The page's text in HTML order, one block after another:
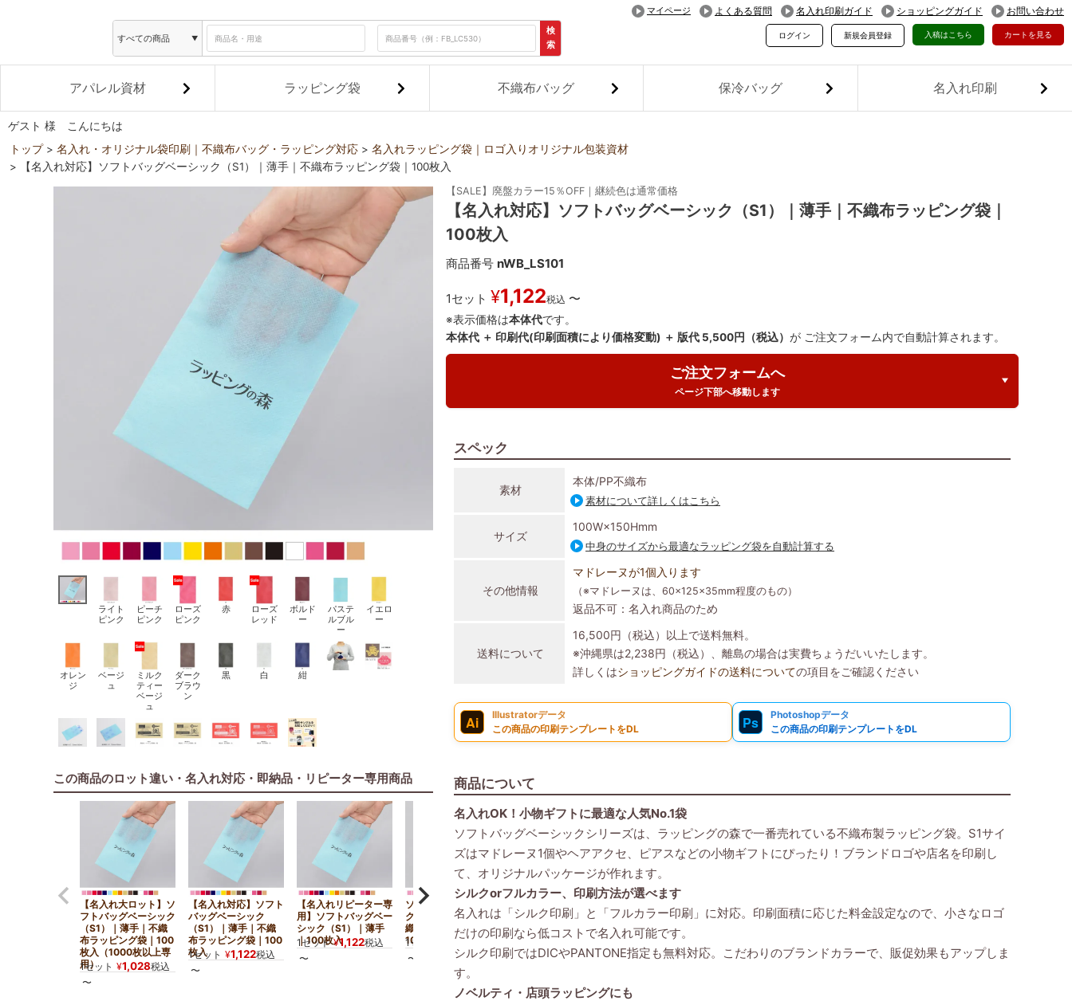
検
索
マイページ よくある質問 名入れ印刷ガイド ショッピングガイド お問い合わせ
カートを見る
入稿はこちら
ログイン 新規会員登録
アパレル資材 ラッピング袋 不織布バッグ 保冷バッグ 名入れ印刷
ゲスト 様 こんにちは
トップ 名入れ・オリジナル袋印刷｜不織布バッグ・ラッピング対応
名入れラッピング袋｜ロゴ入りオリジナル包装資材
【名入れ対応】ソフトバッグベーシック（S1）｜薄手｜不織布ラッピング袋｜100枚入
ライト
ピンク
ピーチ
ピンク
ローズ
ピンク
赤
ローズ
レッド
ボルド
ー
パステ
ルブル
ー
イエロ
ー
オレン
ジ
ベージ
ュ
ミルク
ティー
ベージ
ュ
ダーク
ブラウ
ン
黒 白 紺
この商品のロット違い・名入れ対応・即納品・リピーター専用商品
【名入れ大ロット】ソ
フトバッグベーシック
（S1）｜薄手｜不織
布ラッピング袋｜100
枚入（1000枚以上専
用）
1セット ¥1,028税込
〜
【名入れ対応】ソフト
バッグベーシック
（S1）｜薄手｜不織
布ラッピング袋｜100
枚入
1セット ¥1,122税込
〜
【名入れリピーター専
用】ソフトバッグベー
シック（S1）｜薄手
｜100枚入
1セット ¥1,122税込
〜
ソフトバッグベーシッ
ク（S1）｜薄手｜不
織布ラッピング袋｜
100枚入～
1セット 1,028
税込
〜
ッグベーシック
（S1）｜薄手｜不織
布ラッピング袋｜10
枚入～
1セット ¥1,012税込
ピーター専用】ソフト
バッグベーシック
（S1）｜薄手｜100枚
入
1セット ¥1,028税込
【SALE】廃盤カラー15％OFF｜継続色は通常価格
【名入れ対応】ソフトバッグベーシック（S1）｜薄手｜不織布ラッピング袋｜
100枚入
商品番号 nWB_LS101
1セット ¥1,122税込 〜
※表示価格は本体代です。
本体代 ＋ 印刷代(印刷面積により価格変動) ＋ 版代 5,500円（税込）が ご注文フォーム内で自動計算されます。
ご注文フォームへ
ページ下部へ移動します
スペック
素材
本体/PP不織布
素材について詳しくはこちら
サイズ
100W×150Hmm
中身のサイズから最適なラッピング袋を自動計算する
その他情報
マドレーヌが1個入ります
（※マドレーヌは、60×125×35mm程度のもの）
返品不可：名入れ商品のため
送料について
16,500円（税込）以上で送料無料。
※沖縄県は2,238円（税込）、離島の場合は実費ちょうだいいたします。
詳しくはショッピングガイドの送料についての項目をご確認ください
Ai
Illustratorデータ
この商品の印刷テンプレートをDL
Ps
Photoshopデータ
この商品の印刷テンプレートをDL
商品について
名入れOK！小物ギフトに最適な人気No.1袋
ソフトバッグベーシックシリーズは、ラッピングの森で一番売れている不織布製ラッピング袋。S1サイ
ズはマドレーヌ1個やヘアアクセ、ピアスなどの小物ギフトにぴったり！ブランドロゴや店名を印刷し
て、オリジナルパッケージが作れます。
シルクorフルカラー、印刷方法が選べます
名入れは「シルク印刷」と「フルカラー印刷」に対応。印刷面積に応じた料金設定なので、小さなロゴ
だけの印刷なら低コストで名入れ可能です。
シルク印刷ではDICやPANTONE指定も無料対応。こだわりのブランドカラーで、販促効果もアップしま
す。
ノベルティ・店頭ラッピングにも